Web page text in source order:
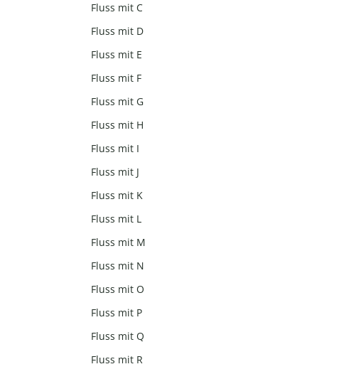
Fluss mit C
Fluss mit D
Fluss mit E
Fluss mit F
Fluss mit G
Fluss mit H
Fluss mit I
Fluss mit J
Fluss mit K
Fluss mit L
Fluss mit M
Fluss mit N
Fluss mit O
Fluss mit P
Fluss mit Q
Fluss mit R